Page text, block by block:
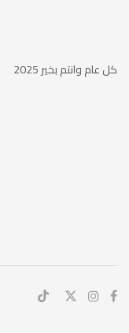
كل عام وانتم بخير 2025